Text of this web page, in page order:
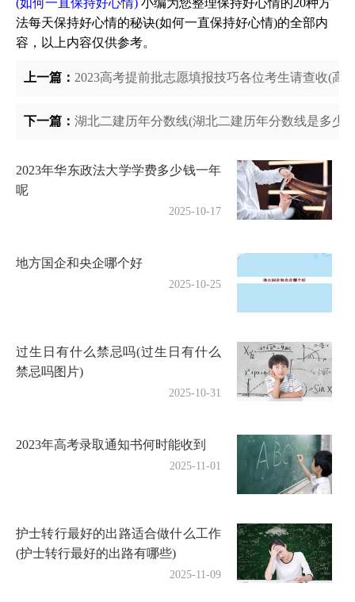
(如何一直保持好心情) 小编为您整理保持好心情的20种方
法每天保持好心情的秘诀(如何一直保持好心情)的全部内
容，以上内容仅供参考。
上一篇： 2023高考提前批志愿填报技巧各位考生请查收(高
下一篇： 湖北二建历年分数线(湖北二建历年分数线是多少)
2023年华东政法大学学费多少钱一年
呢
2025-10-17
地方国企和央企哪个好
2025-10-25
过生日有什么禁忌吗(过生日有什么
禁忌吗图片)
2025-10-31
2023年高考录取通知书何时能收到
2025-11-01
护士转行最好的出路适合做什么工作
(护士转行最好的出路有哪些)
2025-11-09